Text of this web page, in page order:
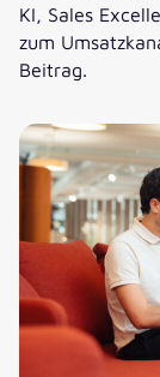
KI, Sales
zum
Beitrag.